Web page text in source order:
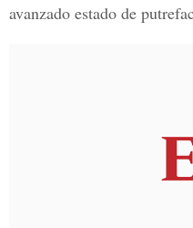
avanzado estado de